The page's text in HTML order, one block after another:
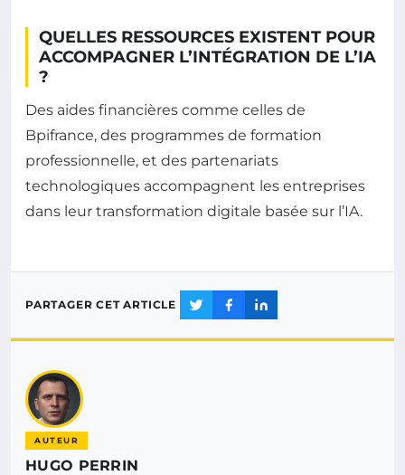
QUELLES RESSOURCES EXISTENT POUR
ACCOMPAGNER L’INTÉGRATION DE L’IA
?
Des aides financières comme celles de
Bpifrance, des programmes de formation
professionnelle, et des partenariats
technologiques accompagnent les entreprises
dans leur transformation digitale basée sur l’IA.
PARTAGER CET ARTICLE
AUTEUR
HUGO PERRIN